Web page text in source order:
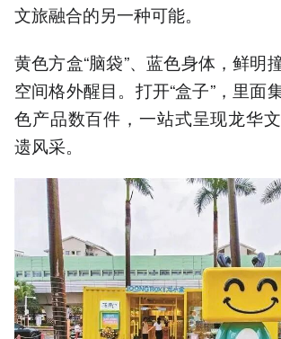
文旅融合的另一种可能。
黄色方盒“脑袋”、蓝色身体，鲜明
空间格外醒目。打开“盒子”，里面
色产品数百件，一站式呈现龙华
遗风采。